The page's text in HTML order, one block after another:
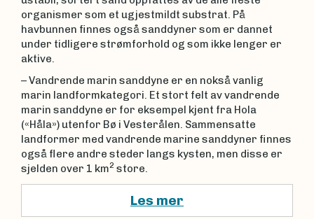
organismer som et ugjestmildt substrat. På
havbunnen finnes også sanddyner som er dannet
under tidligere strømforhold og som ikke lenger er
aktive.
– Vandrende marin sanddyne er en nokså vanlig
marin landformkategori. Et stort felt av vandrende
marin sanddyne er for eksempel kjent fra Hola
(«Håla») utenfor Bø i Vesterålen. Sammensatte
landformer med vandrende marine sanddyner finnes
også flere andre steder langs kysten, men disse er
sjelden over 1 km2 store.
Les mer